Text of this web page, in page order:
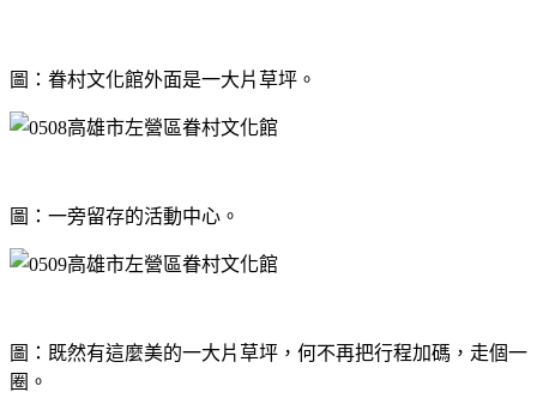
圖：眷村文化館外面是一大片草坪。
圖：一旁留存的活動中心。
圖：既然有這麼美的一大片草坪，何不再把行程加碼，走個一
圈。